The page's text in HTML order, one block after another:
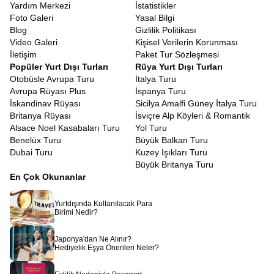
Bavyera bölgesi, şatolar ve saraylar konusunda dünyanın en
zengin bölgelerinden biridir.
Romantik Yol Almanya Şato Turu
sadece Neuschwanstein ile sınırlı kalmayıp Hohenschwangau gibi
diğer önemli yapıları ve Würzburg’daki Rezidans Sarayı gibi
UNESCO Dünya Mirası listesindeki eserleri de kapsar. Bu
şatoların her biri, dönemin sanat anlayışını, kralların yaşam
tarzını ve bölgenin siyasi tarihini yansıtan birer aynadır. Barok ve
Rokoko mimarisinin en ince detaylarını görebileceğiniz bu yapılar,
sanat tarihine ilgi duyan gezginler için bulunmaz birer hazinedir.
İsviçre Alpleri Kapsamlı Avrupa Turu
Doğaya saygının ve sürdürülebilir yaşamın merkezi olan
İsviçre’de,
İsviçre Doğa ve Köy Turu
yapmak, aynı zamanda bir
ekolojik farkındalık gezisidir. İneklerin boyunlarındaki çan sesleri
eşliğinde yapacağınız yürüyüşlerde, endemik bitki türlerini
inceleyebilir ve tertemiz havayı ciğerlerinize doldurabilirsiniz. Bu
turda, doğanın nasıl korunduğuna ve insanların doğayla nasıl
uyum içinde yaşadığına şahit olursunuz. Betonlaşmanın olmadığı,
her metrekarenin yeşile ayrıldığı bu köyler, modern şehir
hayatının stresinden arınmak için en doğal reçetedir.
köyleri gezileri dahilolan turlarımız sizleri bekliyor.
Coğrafi yakınlıkları nedeniyle Alpler ve Güney Almanya kasabaları
kültürel olarak birbirine çok benzerlik gösterse de, her birinin
Yardım Merkezi
Foto Galeri
Blog
Video Galeri
İletişim
İstatistikler
Yasal Bilgi
Gizlilik Politikası
Kişisel Verilerin Korunması
Paket Tur Sözleşmesi
Popüler Yurt Dışı Turları
Otobüsle Avrupa Turu
Avrupa Rüyası Plus
İskandinav Rüyası
Britanya Rüyası
Alsace Noel Kasabaları Turu
Benelüx Turu
Dubai Turu
Rüya Yurt Dışı Turları
İtalya Turu
İspanya Turu
Sicilya Amalfi Güney İtalya Turu
İsviçre Alp Köyleri & Romantik
Yol Turu
Büyük Balkan Turu
Kuzey Işıkları Turu
Büyük Britanya Turu
En Çok Okunanlar
Yurtdışında Kullanılacak Para
Birimi Nedir?
Japonya'dan Ne Alınır?
Hediyelik Eşya Önerileri Neler?